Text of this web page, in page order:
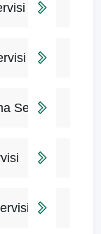
Servisi